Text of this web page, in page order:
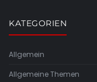
KATEGORIEN
Allgemein
Allgemeine Themen